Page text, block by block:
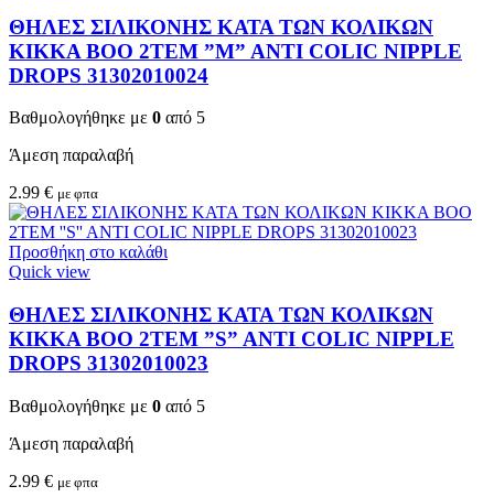
ΘΗΛΕΣ ΣΙΛΙΚΟΝΗΣ ΚΑΤΑ ΤΩΝ ΚΟΛΙΚΩΝ
KIKKA BOO 2TEM ”M” ANTI COLIC NIPPLE
DROPS 31302010024
Βαθμολογήθηκε με 0 από 5
Άμεση παραλαβή
2.99 € με φπα
Προσθήκη στο καλάθι
Quick view
ΘΗΛΕΣ ΣΙΛΙΚΟΝΗΣ ΚΑΤΑ ΤΩΝ ΚΟΛΙΚΩΝ
KIKKA BOO 2TEM ”S” ANTI COLIC NIPPLE
DROPS 31302010023
Βαθμολογήθηκε με 0 από 5
Άμεση παραλαβή
2.99 € με φπα